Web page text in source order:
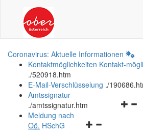
Coronavirus: Aktuelle Informationen
Kontaktmöglichkeiten Kontakt-
./520918.htm
E-Mail-Verschlüsselung ./
Amtssignatur
./amtssignatur.htm
Navigationsmenü
Meldung nach
Oö. HSchG